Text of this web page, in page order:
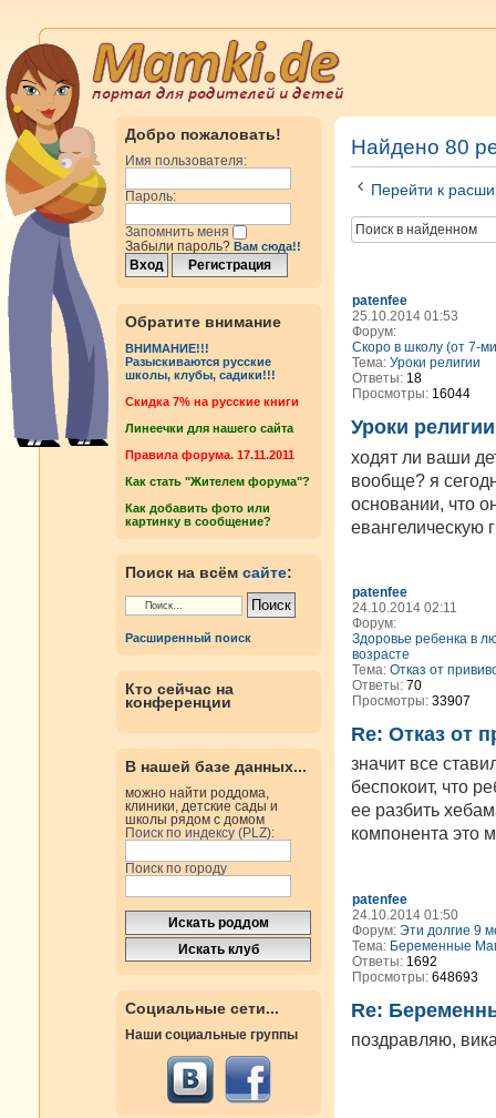
Добро пожаловать!
Имя пользователя:
Пароль:
Запомнить меня
Забыли пароль? Вам сюда!!
Обратите внимание
ВНИМАНИЕ!!!
Разыскиваются русские
школы, клубы, садики!!!
Cкидка 7% на русские книги
Линеечки для нашего сайта
Правила форума. 17.11.2011
Как стать "Жителем форума"?
Как добавить фото или
картинку в сообщение?
Поиск на всём сайте:
Расширенный поиск
Кто сейчас на
конференции
В нашей базе данных...
можно найти роддома,
клиники, детские сады и
школы рядом с домом
Поиск по индексу (PLZ):
Поиск по городу
Социальные сети...
Наши социальные группы
Найдено 80
Перейти к
patenfee
25.10.2014 01:53
Форум:
Скоро в школу (от 7-
Тема: Уроки религии
Ответы: 18
Просмотры: 16044
Уроки религии
ходят ли ваши
вообще? я
основании, что
евангелическую
patenfee
24.10.2014 02:11
Форум:
Здоровье ребенка в
возрасте
Тема: Отказ от
Ответы: 70
Просмотры: 33907
Re: Отказ от
значит все
беспокоит, что
ее разбить
компонента это
patenfee
24.10.2014 01:50
Форум: Эти долгие 9
Тема: Беременные
Ответы: 1692
Просмотры: 648693
Re:
поздравляю,